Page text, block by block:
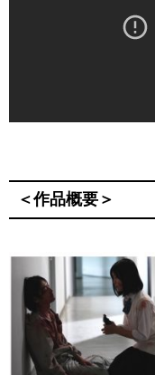
＜作品概要＞